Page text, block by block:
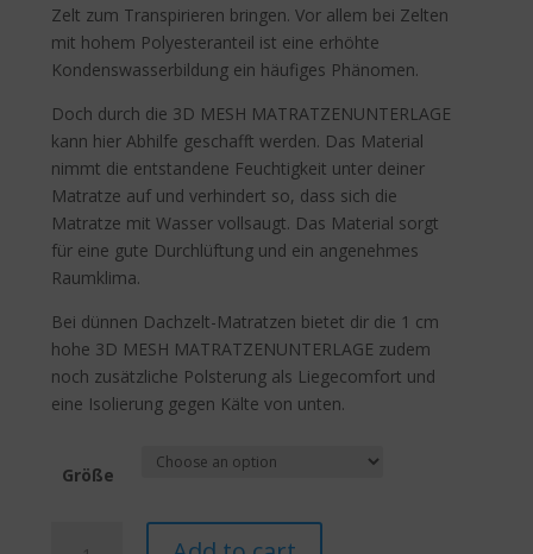
Zelt zum Transpirieren bringen. Vor allem bei Zelten
mit hohem Polyesteranteil ist eine erhöhte
Kondenswasserbildung ein häufiges Phänomen.
Doch durch die 3D MESH MATRATZENUNTERLAGE
kann hier Abhilfe geschafft werden. Das Material
nimmt die entstandene Feuchtigkeit unter deiner
Matratze auf und verhindert so, dass sich die
Matratze mit Wasser vollsaugt. Das Material sorgt
für eine gute Durchlüftung und ein angenehmes
Raumklima.
Bei dünnen Dachzelt-Matratzen bietet dir die 1 cm
hohe 3D MESH MATRATZENUNTERLAGE zudem
noch zusätzliche Polsterung als Liegecomfort und
eine Isolierung gegen Kälte von unten.
Größe